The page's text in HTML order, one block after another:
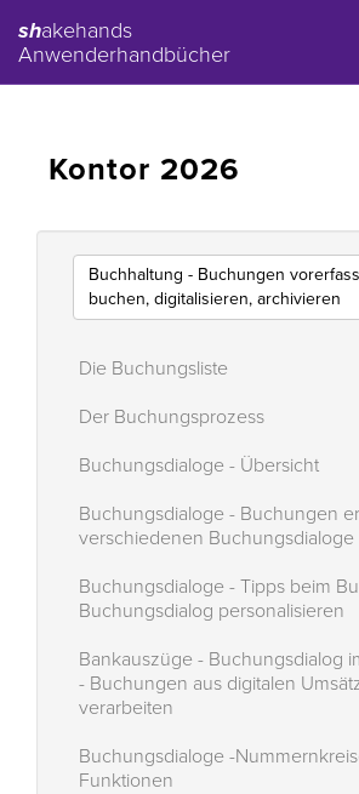
shakehands
Anwenderhandbücher
Kontor 2026
Buchhaltung - Buchungen
buchen, digitalisieren, archivieren
Die Buchungsliste
Der Buchungsprozess
Buchungsdialoge - Übersicht
Buchungsdialoge - Buchungen
verschiedenen Buchungsdialoge
Buchungsdialoge - Tipps beim
Buchungsdialog personalisieren
Bankauszüge - Buchungsdialog
- Buchungen aus digitalen
verarbeiten
Buchungsdialoge -
Funktionen